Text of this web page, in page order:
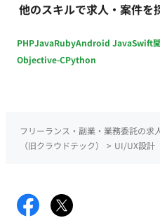
他のスキルで求人・案件を
PHPJavaRubyAndroid JavaSwift
Objective-CPython
フリーランス・副業・業務委託の求
（旧クラウドテック）
> UI/UX設計